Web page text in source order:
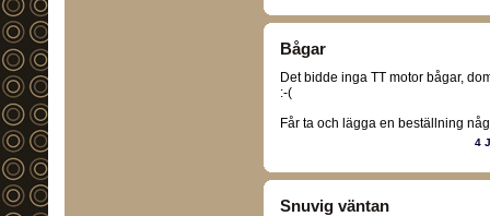
Bågar
Det bidde inga TT motor bågar,
:-(
Får ta och lägga en beställning
4
Snuvig väntan